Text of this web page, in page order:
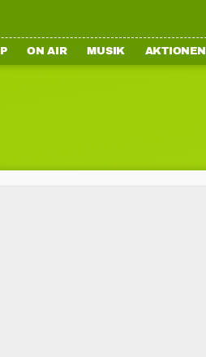
ON AIR MUSIK AKTIONEN